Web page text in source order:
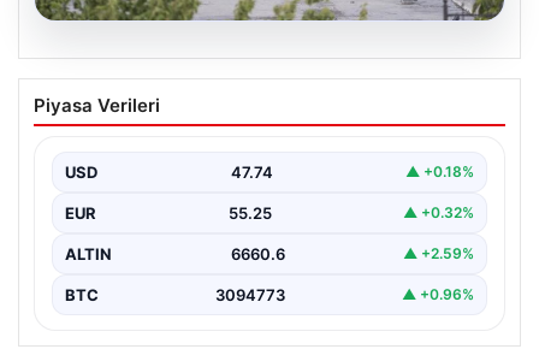
Etimesgut Belediyesi’nde Soruşturma
Derinleşiyor: Başkan Yardımcısı Mutlu
Çıktı
Ankara Batı Cumhuriyet Başsavcılığı tarafından
yürütülen kapsamlı soruşturma kapsamında Etimesgut
Piyasa Verileri
USD 47.74 ▲ +0.18%
EUR 55.25 ▲ +0.32%
ALTIN 6660.6 ▲ +2.59%
BTC 3094773 ▲ +0.96%